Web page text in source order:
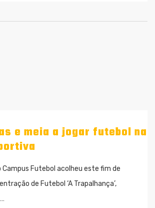
e meia a jogar futebol na
Campus Futebol acolheu este fim de
de Futebol ‘A Trapalhança’,